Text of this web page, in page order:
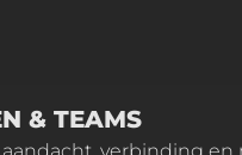
& TEAMS